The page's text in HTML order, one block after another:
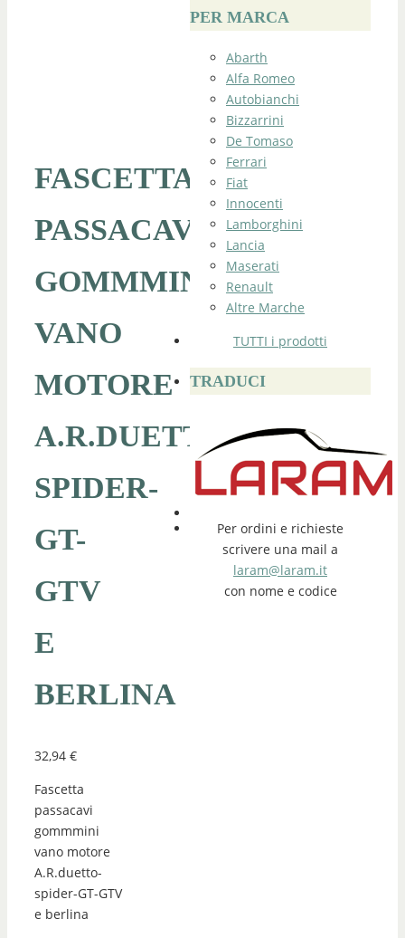
FASCETTA
PASSACAVI
GOMMMINI
VANO
MOTORE
A.R.DUETTO-
SPIDER-
GT-
GTV
E
BERLINA
32,94 €
Fascetta
passacavi
gommmini
vano motore
A.R.duetto-
spider-GT-GTV
e berlina
PER MARCA
Abarth
Alfa Romeo
Autobianchi
Bizzarrini
De Tomaso
Ferrari
Fiat
Innocenti
Lamborghini
Lancia
Maserati
Renault
Altre Marche
TUTTI i prodotti
TRADUCI
Per ordini e richieste
scrivere una mail a
laram@laram.it
con nome e codice